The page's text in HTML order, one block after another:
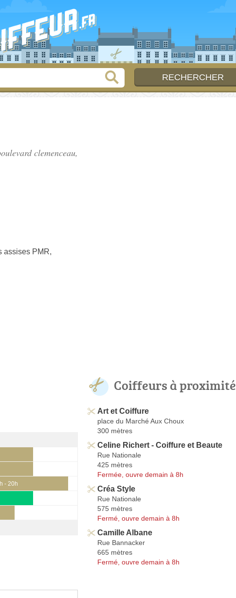
clemenceau,
assises PMR,
- 20h
Coiffeurs à proximité
Art et Coiffure
place du Marché Aux Choux
300 mètres
Celine Richert - Coiffure et Beaute
Rue Nationale
425 mètres
Fermée, ouvre demain à 8h
Créa Style
Rue Nationale
575 mètres
Fermé, ouvre demain à 8h
Camille Albane
Rue Bannacker
665 mètres
Fermé, ouvre demain à 8h